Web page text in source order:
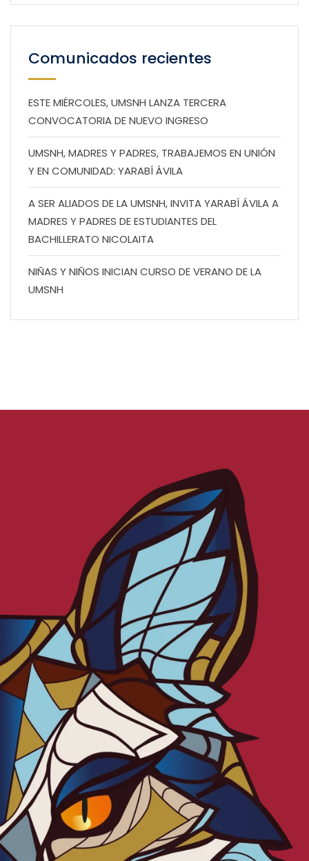
Comunicados recientes
ESTE MIÉRCOLES, UMSNH LANZA TERCERA
CONVOCATORIA DE NUEVO INGRESO
UMSNH, MADRES Y PADRES, TRABAJEMOS EN UNIÓN
Y EN COMUNIDAD: YARABÍ ÁVILA
A SER ALIADOS DE LA UMSNH, INVITA YARABÍ ÁVILA A
MADRES Y PADRES DE ESTUDIANTES DEL
BACHILLERATO NICOLAITA
NIÑAS Y NIÑOS INICIAN CURSO DE VERANO DE LA
UMSNH